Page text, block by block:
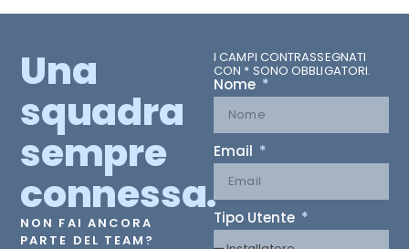
Una
squadra
sempre
connessa.
NON FAI ANCORA
PARTE DEL TEAM?
I CAMPI CONTRASSEGNATI
CON * SONO OBBLIGATORI.
Nome
Email
Tipo Utente